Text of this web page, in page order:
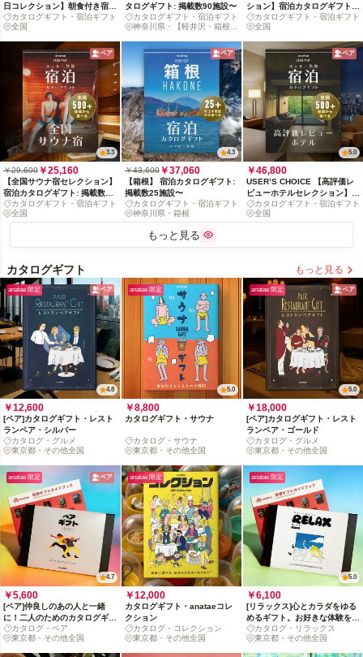
日コレクション】朝食付き宿泊
カタログギフト: 掲載数900+施
設〜
カタログギフト・宿泊ギフト
全国
タログギフト: 掲載数90施設〜
カタログギフト・宿泊ギフト
神奈川県・【軽井沢・箱根・
ション】宿泊カタログギフト:
掲載数170+施設〜
カタログギフト・宿泊ギフト
全国
ペア
3.3
￥29,600 ￥25,160
【全国サウナ宿セレクション】
宿泊カタログギフト: 掲載数
500+施設〜
カタログギフト・宿泊ギフト
全国
ペア
4.3
￥43,600￥37,060
【箱根】 宿泊カタログギフト:
掲載数25施設〜
カタログギフト・宿泊ギフト
神奈川県・箱根
ペア
5.0
￥46,800
USER’S CHOICE 【高評価レ
ビューホテルセレクション】宿
泊カタログギフト: 掲載数
500+施設〜
カタログギフト・宿泊ギフト
全国
もっと見る
カタログギフト もっと見る
anatae 限定 ペア
4.8
￥12,600
[ペア]カタログギフト・レスト
ランペア・シルバー
カタログ・グルメ
東京都・その他全国
anatae 限定
5.0
￥8,800
カタログギフト・サウナ
カタログ・サウナ
東京都・その他全国
anatae 限定 ペア
5.0
￥18,000
[ペア]カタログギフト・レスト
ランペア・ゴールド
カタログ・グルメ
東京都・その他全国
anatae 限定 ペア
4.7
￥5,600
[ペア]仲良しのあの人と一緒
に！二人のためのカタログギフ
トカタログ・ペア
東京都・その他全国
anatae 限定
￥12,000
カタログギフト・anataeコレ
クション
カタログ・コレクション
東京都・その他全国
anatae 限定
5.0
￥6,100
[リラックス]心とカラダをゆる
めるギフト。お好きな体験を選
んで！
カタログ・リラックス
東京都・その他全国